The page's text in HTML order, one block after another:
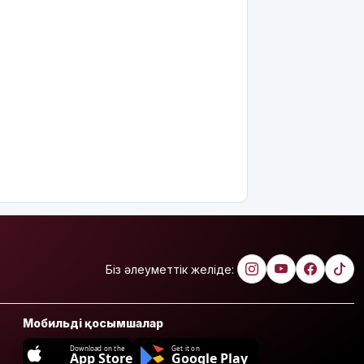
Біз әлеуметтік желіде:
Мобильді қосымшалар
Download on the
App Store
Get it on
Google Play